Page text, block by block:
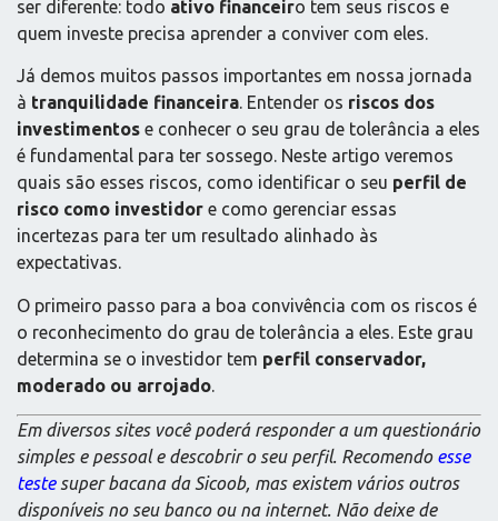
ser diferente: todo ativo financeiro tem seus riscos e
quem investe precisa aprender a conviver com eles.
Já demos muitos passos importantes em nossa jornada
à tranquilidade financeira. Entender os riscos dos
investimentos e conhecer o seu grau de tolerância a eles
é fundamental para ter sossego. Neste artigo veremos
quais são esses riscos, como identificar o seu perfil de
risco como investidor e como gerenciar essas
incertezas para ter um resultado alinhado às
expectativas.
O primeiro passo para a boa convivência com os riscos é
o reconhecimento do grau de tolerância a eles. Este grau
determina se o investidor tem perfil conservador,
moderado ou arrojado
Em diversos sites você poderá responder a um questionário
simples e pessoal e descobrir o seu perfil. Recomendo esse
testesuper bacana da Sicoob, mas existem vários outros
disponíveis no seu banco ou na internet. Não deixe de